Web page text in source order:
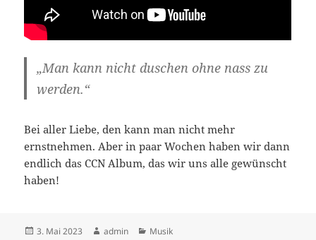
„Man kann nicht duschen ohne nass zu
werden.“
Bei aller Liebe, den kann man nicht mehr
ernstnehmen. Aber in paar Wochen haben wir dann
endlich das CCN Album, das wir uns alle gewünscht
haben!
Veröffentlicht
3. Mai 2023 Autor
admin Kategorien
Musik